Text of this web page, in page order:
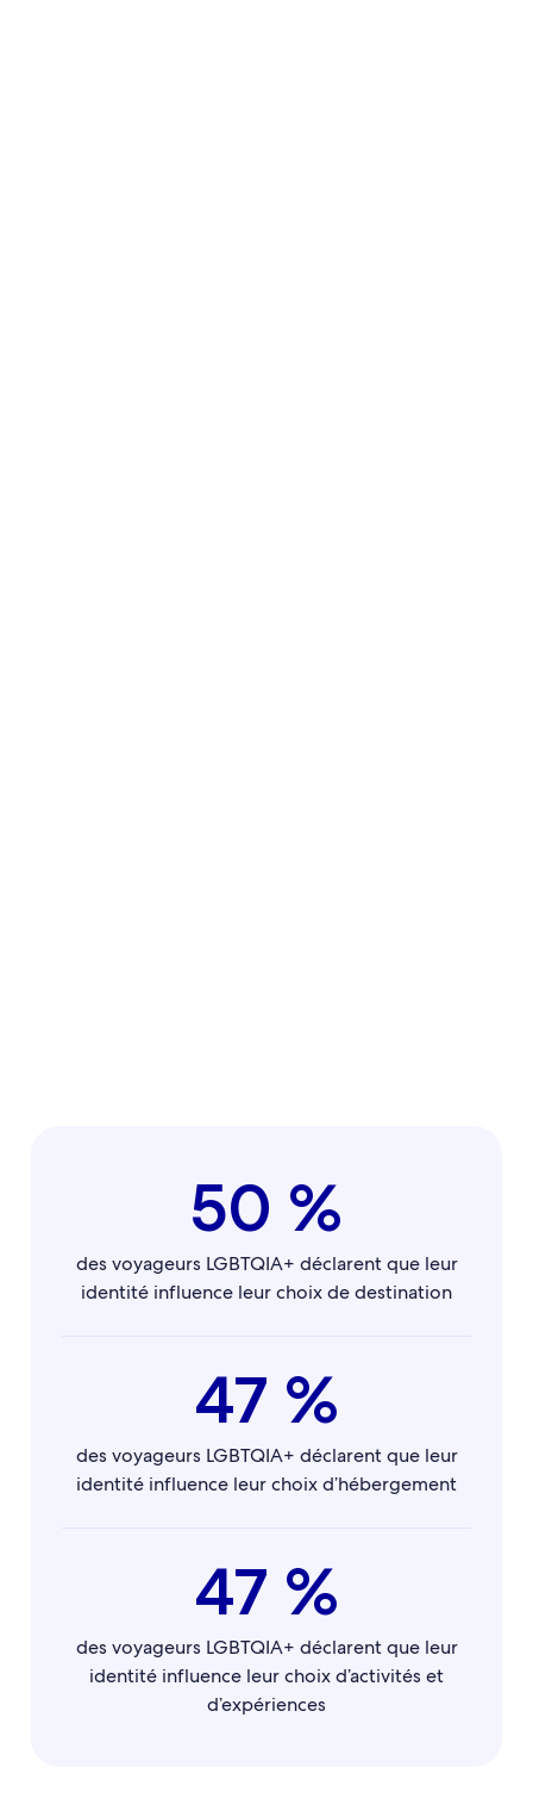
50 %
des voyageurs LGBTQIA+ déclarent que leur
identité influence leur choix de destination
47 %
des voyageurs LGBTQIA+ déclarent que leur
identité influence leur choix d’hébergement
47 %
des voyageurs LGBTQIA+ déclarent que leur
identité influence leur choix d’activités et
d’expériences